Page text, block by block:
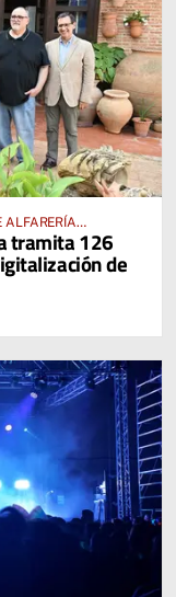
ALFARERÍA
tramita 126
de